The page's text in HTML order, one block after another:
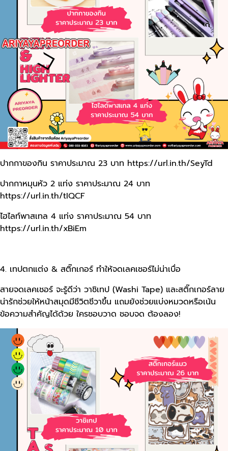
ปากกาของกิน ราคาประมาณ 23 บาท https://url.in.th/SeyTd
ปากกาหมุนหัว 2 แท่ง ราคาประมาณ 24 บาท
https://url.in.th/tIQCF
ไฮไลท์พาสเทล 4 แท่ง ราคาประมาณ 54 บาท
https://url.in.th/xBiEm
4. เทปตกแต่ง & สติ๊กเกอร์ ทำให้จดเลคเชอร์ไม่น่าเบื่อ
สายจดเลคเชอร์ จะรู้ดีว่า วาชิเทป (Washi Tape) และสติ๊กเกอร์ลาย
น่ารักช่วยให้หน้าสมุดมีชีวิตชีวาขึ้น แถมยังช่วยแบ่งหมวดหรือเน้น
ข้อความสำคัญได้ด้วย ใครชอบวาด ชอบจด ต้องลอง!